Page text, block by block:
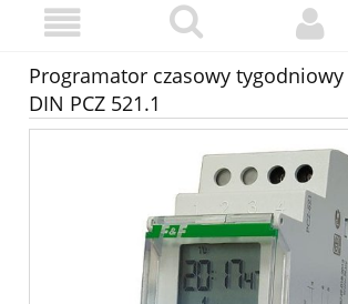
Programator czasowy tygodniowy
DIN PCZ 521.1